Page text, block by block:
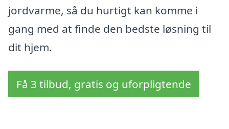
jordvarme, så du hurtigt kan komme i
gang med at finde den bedste løsning til
dit hjem.
Få 3 tilbud, gratis og uforpligtende